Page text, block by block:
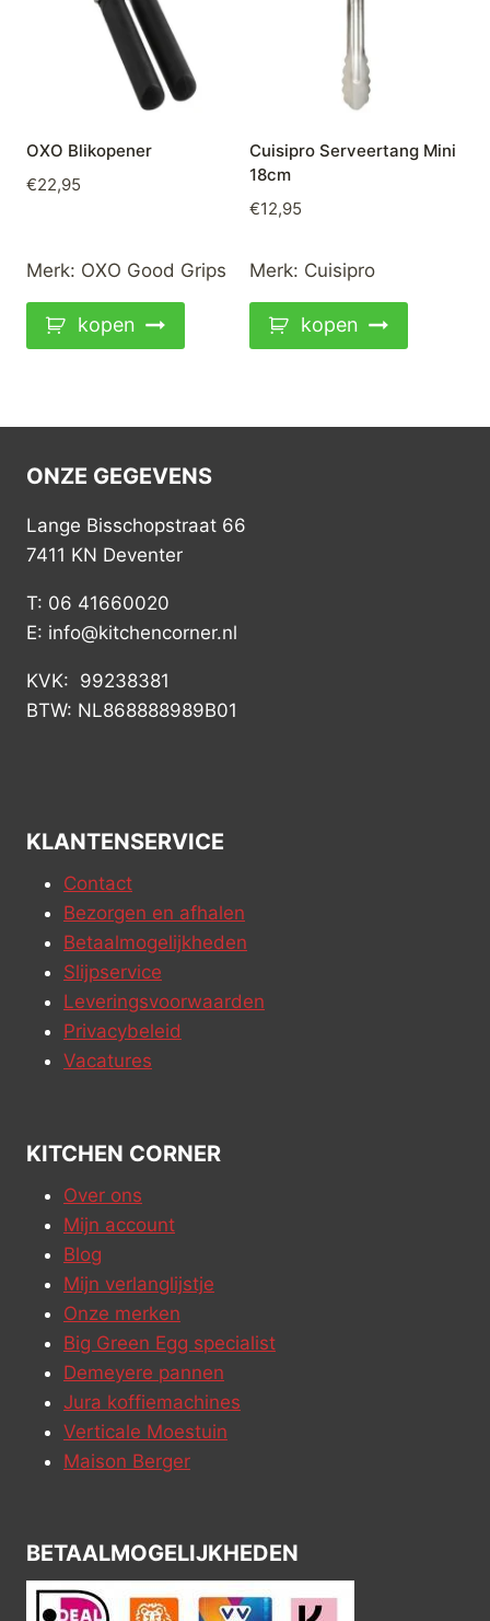
OXO Blikopener
€22,95
Merk: OXO Good Grips
kopen
Cuisipro Serveertang Mini
18cm
€12,95
Merk: Cuisipro
kopen
ONZE GEGEVENS
Lange Bisschopstraat 66
7411 KN Deventer
T: 06 41660020
E: info@kitchencorner.nl
KVK: 99238381
BTW: NL868888989B01
KLANTENSERVICE
Contact
Bezorgen en afhalen
Betaalmogelijkheden
Slijpservice
Leveringsvoorwaarden
Privacybeleid
Vacatures
KITCHEN CORNER
Over ons
Mijn account
Blog
Mijn verlanglijstje
Onze merken
Big Green Egg specialist
Demeyere pannen
Jura koffiemachines
Verticale Moestuin
Maison Berger
BETAALMOGELIJKHEDEN